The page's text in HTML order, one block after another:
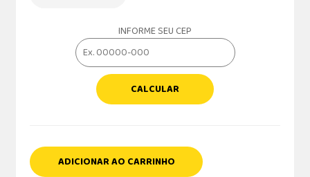
INFORME SEU CEP
CALCULAR
ADICIONAR AO CARRINHO